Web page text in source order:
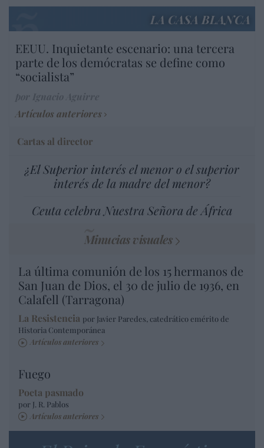
LA CASA BLANCA
EEUU. Inquietante escenario: una tercera
parte de los demócratas se define como
“socialista”
Artículos anteriores
Cartas al director
¿El Superior interés el menor o el superior
interés de la madre del menor?
Ceuta celebra Nuestra Señora de África
Minucias visuales
La última comunión de los 15 hermanos de
San Juan de Dios, el 30 de julio de 1936, en
Calafell (Tarragona)
La Resistencia por Javier Paredes, catedrático emérito de
Historia Contemporánea
Artículos anteriores
Fuego
Poeta pasmado
por J. R. Pablos
Artículos anteriores